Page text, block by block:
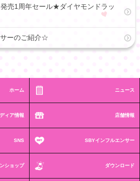
売1周年セール★ダイヤモンドラッ
ーのご紹介☆
ホーム ニュース
ィア情報 店舗情報
SNS SBYインフルエンサー
ショップ ダウンロード